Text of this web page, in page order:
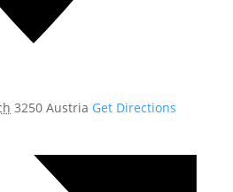
3250 Austria Get Directions